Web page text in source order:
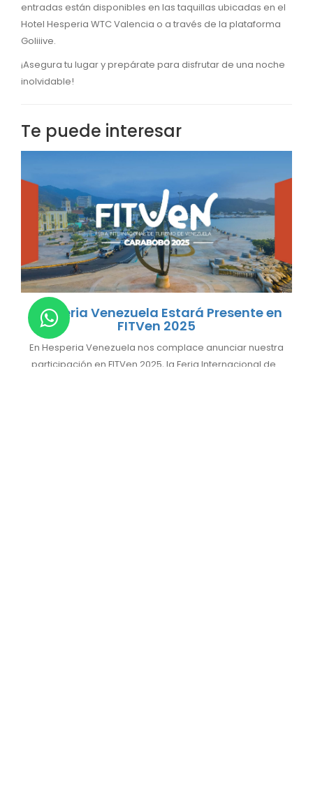
entradas están disponibles en las taquillas ubicadas en el
Hotel Hesperia WTC Valencia o a través de la plataforma
Goliiive.
¡Asegura tu lugar y prepárate para disfrutar de una noche
inolvidable!
Te puede interesar
Hesperia Venezuela Estará Presente en
FITVen 2025
En Hesperia Venezuela nos complace anunciar nuestra
participación en FITVen 2025, la Feria Internacional de...